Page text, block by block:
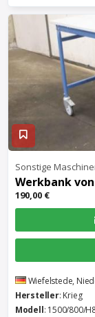
Sonstige
Werkbankvon
190,00 €
Wiefelstede,
Hersteller: Krieg
Modell: 1500/800/